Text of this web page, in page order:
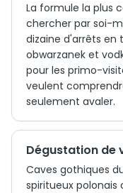
La formule la plus
chercher par soi-
dizaine d'arrêts en
obwarzanek et
pour les primo-
veulent
seulement avaler.
Dégustation de
Caves gothiques
spiritueux